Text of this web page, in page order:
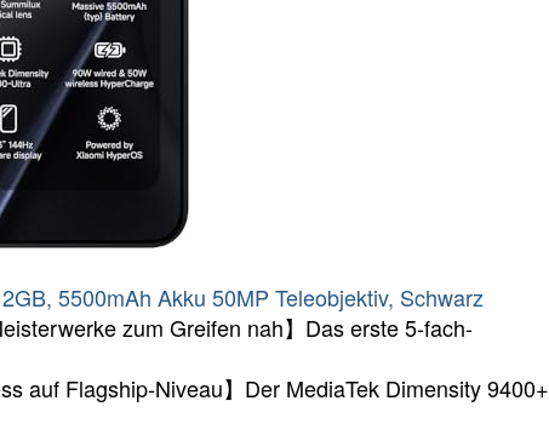
5500mAh Akku 50MP Teleobjektiv, Schwarz
zum Greifen nah】Das erste 5-fach-
auf Flagship-Niveau】Der MediaTek Dimensity 9400+